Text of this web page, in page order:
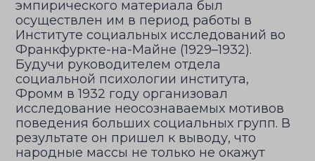
эмпирического материала был
осуществлен им в период работы в
Институте социальных исследований во
Франкфуркте-на-Майне (1929–1932).
Будучи руководителем отдела
социальной психологии института,
Фромм в 1932 году организовал
исследование неосознаваемых мотивов
поведения больших социальных групп. В
результате он пришел к выводу, что
народные массы не только не окажут